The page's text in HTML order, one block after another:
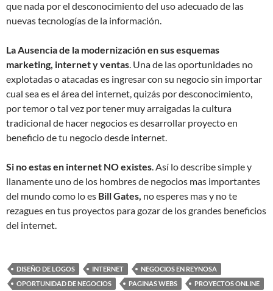
que nada por el desconocimiento del uso adecuado de las
nuevas tecnologías de la información.
La Ausencia de la modernización en sus esquemas
marketing, internet y ventas. Una de las oportunidades no
explotadas o atacadas es ingresar con su negocio sin importar
cual sea es el área del internet, quizás por desconocimiento,
por temor o tal vez por tener muy arraigadas la cultura
tradicional de hacer negocios es desarrollar proyecto en
beneficio de tu negocio desde internet.
Si no estas en internet NO existes. Así lo describe simple y
llanamente uno de los hombres de negocios mas importantes
del mundo como lo es Bill Gates, no esperes mas y no te
rezagues en tus proyectos para gozar de los grandes beneficios
del internet.
DISEÑO DE LOGOS INTERNET
NEGOCIOS EN REYNOSA
OPORTUNIDAD DE NEGOCIOS
PAGINAS WEBS
PROYECTOS ONLINE